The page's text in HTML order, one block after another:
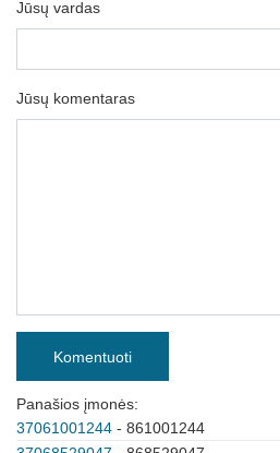
Jūsų vardas
Jūsų komentaras
Komentuoti
Panašios įmonės:
37061001244 - 861001244